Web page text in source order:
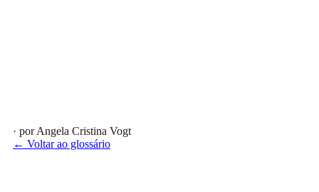
· por Angela Cristina Vogt
← Voltar ao glossário